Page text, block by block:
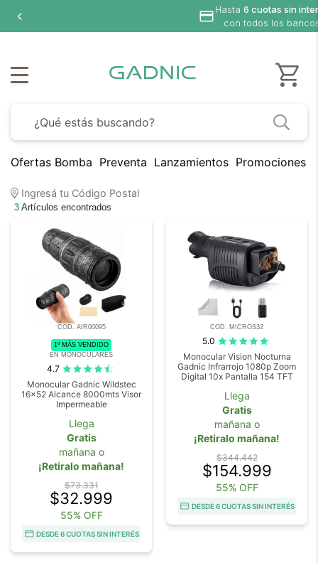
Hasta 6 cuotas sin
con todos los
Ofertas Bomba Preventa Lanzamientos Promociones
Ingresá tu Código Postal
3 Artículos encontrados
COD. AIR00095
1º MÁS VENDIDO
EN MONOCULARES
4.7
Monocular Gadnic Wildstec
16x52 Alcance 8000mts Visor
Impermeable
Llega
Gratis
mañana o
¡Retiralo mañana!
$73.331
$32.999
55% OFF
DESDE 6 CUOTAS SIN INTERÉS
COD. MICROS32
5.0
Monocular Vision Nocturna
Gadnic Infrarrojo 1080p Zoom
Digital 10x Pantalla 154 TFT
Llega
Gratis
mañana o
¡Retiralo mañana!
$344.442
$154.999
55% OFF
DESDE 6 CUOTAS SIN INTERÉS